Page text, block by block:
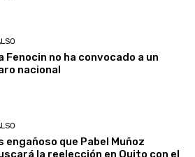
Fenocin no ha convocado a un
nacional
engañoso que Pabel Muñoz
la reelección en Quito con el